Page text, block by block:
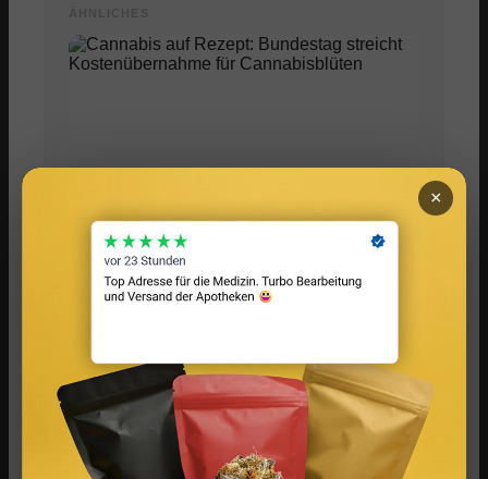
Cannabis auf Rezept: Bundestag streicht
Kostenübernahme für Cannabisblüten
×